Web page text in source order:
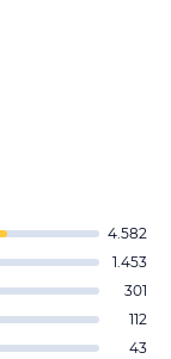
4.582
1.453
301
112
43